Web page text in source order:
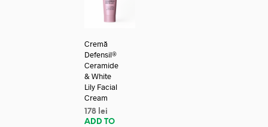
Cremă
Defensil®
Ceramide
& White
Lily Facial
Cream
178 lei
ADD TO